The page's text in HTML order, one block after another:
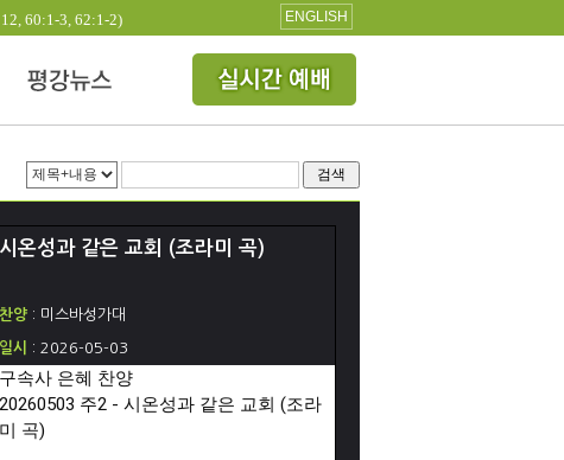
60:1-3, 62:1-2) ENGLISH
검색
시온성과 같은 교회 (조라미 곡)
찬양 : 미스바성가대
일시 : 2026-05-03
구속사 은혜 찬양
20260503 주2 - 시온성과 같은 교회 (조라